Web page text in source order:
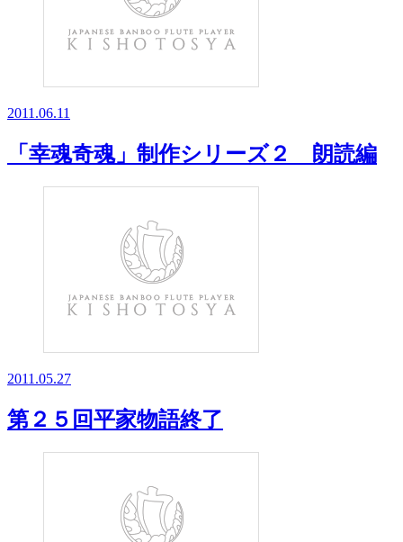
2011.06.11
「幸魂奇魂」制作シリーズ２ 朗読編
2011.05.27
第２５回平家物語終了